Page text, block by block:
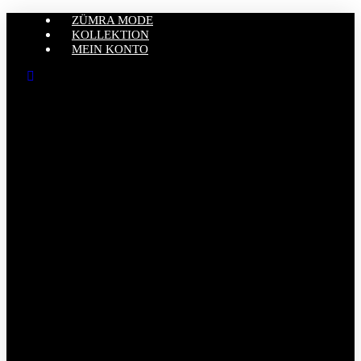
ZÜMRA MODE
KOLLEKTION
MEIN KONTO